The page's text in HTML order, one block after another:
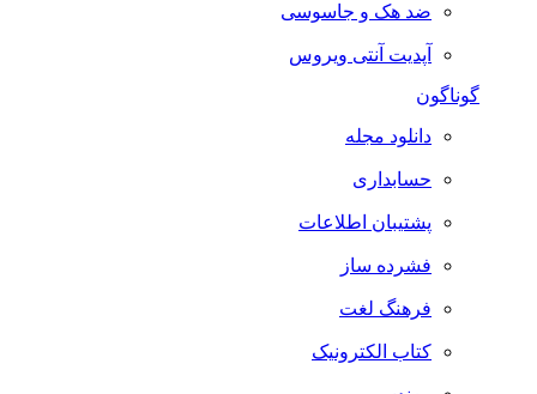
ضد هک و جاسوسی
آپدیت آنتی ویروس
گوناگون
دانلود مجله
حسابداری
پشتیبان اطلاعات
فشرده ساز
فرهنگ لغت
کتاب الکترونیک